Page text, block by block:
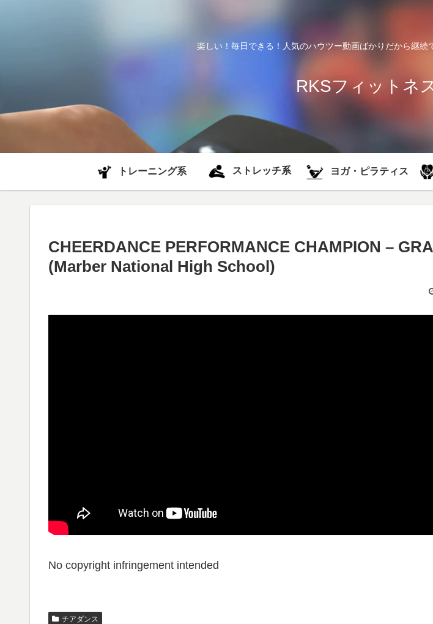
楽しい！毎日できる！人気のハウツー動画ばかりだから継
RKSフィットネ
トレーニング系 ストレッチ系 ヨガ・ピラティス
CHEERDANCE PERFORMANCE CHAMPION –
(Marber National High School)
No copyright infringement intended
チアダンス